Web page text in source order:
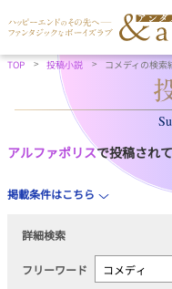
TOP 投稿小説 コメディの検索
アルファポリスで投稿され
掲載条件はこちら
詳細検索
フリーワード